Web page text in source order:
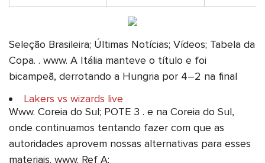
Seleção Brasileira; Últimas Notícias; Vídeos; Tabela da
Copa. . www. A Itália manteve o título e foi
bicampeã, derrotando a Hungria por 4–2 na final
Lakers vs wizards live
Www. Coreia do Sul; POTE 3 . e na Coreia do Sul,
onde continuamos tentando fazer com que as
autoridades aprovem nossas alternativas para esses
materiais. www. Ref A: